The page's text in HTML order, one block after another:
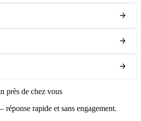
près de chez vous
rapide et sans engagement.